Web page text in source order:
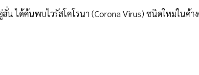
น ได้ค้นพบไวรัสโคโรนา (Corona Virus) ชนิดใหม่ในค้า